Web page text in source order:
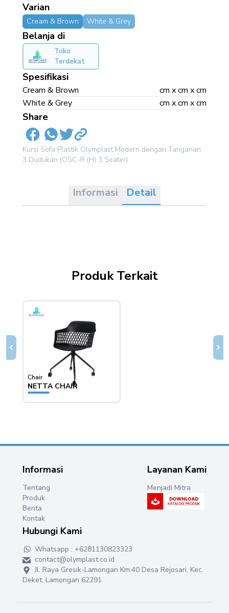
Varian
Cream & Brown White & Grey
Belanja di
Toko
Terdekat
Spesifikasi
Cream & Brown
cm x cm x cm
White & Grey
cm x cm x cm
Share
Kursi Sofa Plastik Olymplast Modern dengan Tanganan
3 Dudukan (OSC-R (H) 3 Seater)
Informasi Detail
Produk Terkait
Chair
NETTA CHAIR
Informasi
Tentang
Produk
Berita
Kontak
Layanan Kami
Menjadi Mitra
Hubungi Kami
Whatsapp : +6281130823323
contact@olymplast.co.id
Jl. Raya Gresik-Lamongan Km.40 Desa Rejosari, Kec.
Deket, Lamongan 62291